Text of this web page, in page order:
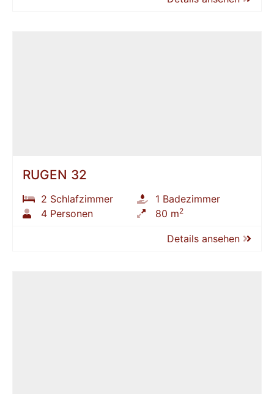
RÜGEN 32
2 Schlafzimmer
1 Badezimmer
4 Personen
80 m2
Details ansehen